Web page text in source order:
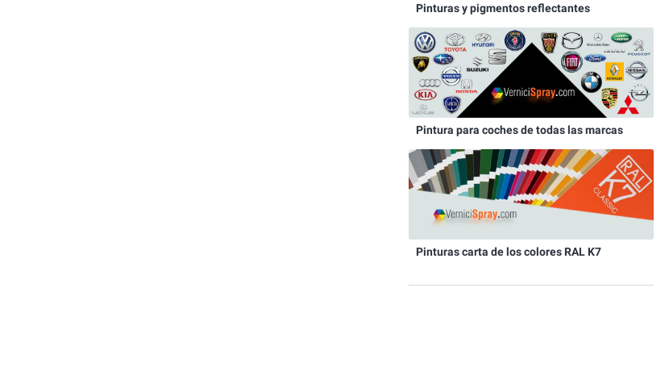
Pinturas y pigmentos reflectantes
Pintura para coches de todas las marcas
Pinturas carta de los colores RAL K7